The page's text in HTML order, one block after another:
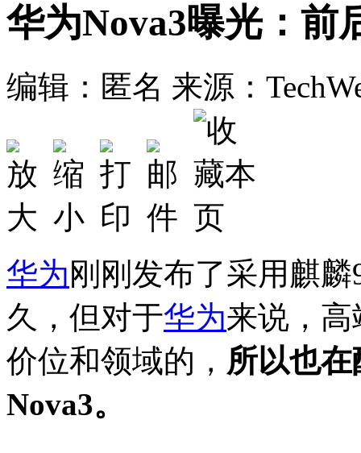
华为Nova3曝光：前
编辑：匿名 来源：
华为 刚刚发布了采用麒
久，但对于华为来说，
价位和领域的， 所以也
Nova3。